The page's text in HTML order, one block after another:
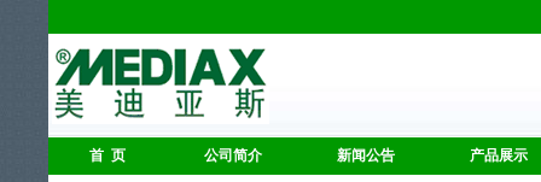
首 页 公司简介 新闻公告 产品展示